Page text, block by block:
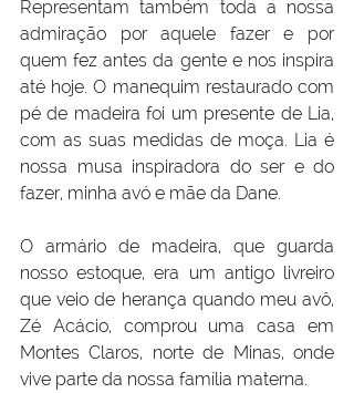
Representam também toda a nossa
admiração por aquele fazer e por
quem fez antes da gente e nos inspira
até hoje. O manequim restaurado com
pé de madeira foi um presente de Lia,
com as suas medidas de moça. Lia é
nossa musa inspiradora do ser e do
fazer, minha avó e mãe da Dane.
O armário de madeira, que guarda
nosso estoque, era um antigo livreiro
que veio de herança quando meu avô,
Zé Acácio, comprou uma casa em
Montes Claros, norte de Minas, onde
vive parte da nossa família materna.